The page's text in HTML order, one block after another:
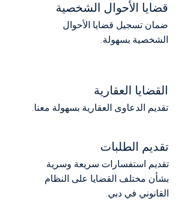
قضايا الأحوال الشخصية
ضمان تسجيل قضايا الأحوال
الشخصية بسهولة.
القضايا العقارية
تقديم الدعاوی العقارية بسهولة معنا.
تقديم الطلبات
تقديم استفسارات سريعة وسرية
بشأن مختلف القضايا على النظام
القانوني في دبي.